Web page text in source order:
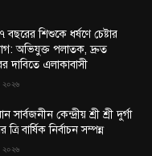
বছরের শিশুকে ধর্ষণে চেষ্টার
অভিযুক্ত পলাতক, দ্রুত
দাবিতে এলাকাবাসী
সার্বজনীন কেন্দ্রীয় শ্রী শ্রী দুর্গা
ত্রি বার্ষিক নির্বাচন সম্পন্ন